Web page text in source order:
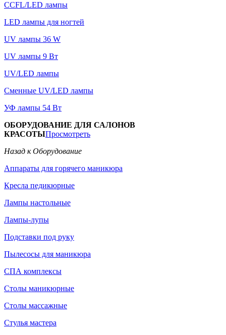
CCFL/LED лампы
LED лампы для ногтей
UV лампы 36 W
UV лампы 9 Вт
UV/LED лампы
Сменные UV/LED лампы
УФ лампы 54 Вт
ОБОРУДОВАНИЕ ДЛЯ САЛОНОВ
КРАСОТЫПросмотреть
Назад к Оборудование
Аппараты для горячего маникюра
Кресла педикюрные
Лампы настольные
Лампы-лупы
Подставки под руку
Пылесосы для маникюра
СПА комплексы
Столы маникюрные
Столы массажные
Стулья мастера